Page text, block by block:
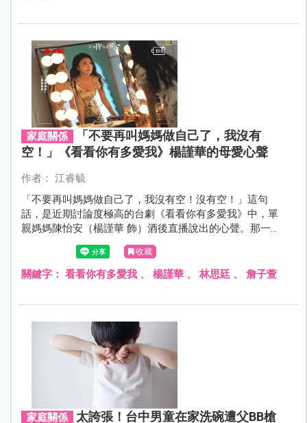
家庭關係
「不要再叫媽媽做自己了，我沒有
空！」《看看你有多愛我》楊謹華的母愛心聲
作者： 江睿毓
「不要再叫媽媽做自己了，我沒有空！沒有空！」這句
話，是近期討論度極高的台劇《看看你有多愛我》中，單
親媽媽陳怡安（楊謹華 飾）酒後直播說出的心聲。那一
刻，她把長期累積的疲憊、壓抑和無奈全都傾訴出來，也
道盡了無數媽媽的心裡話。收藏
關鍵字： 看看你有多愛我、 楊謹華、 林思廷、 詹子萱
家庭關係 太誇張！台中男童在家洗碗遭父BB槍